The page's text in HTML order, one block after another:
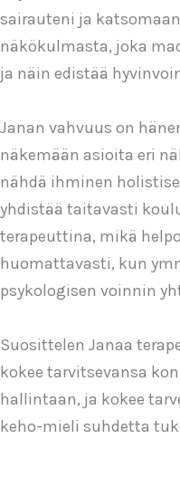
sairauteni ja
näkökulmasta, joka
ja näin edistää
Janan vahvuus on
näkemään asioita eri
nähdä ihminen
yhdistää taitavasti
terapeuttina, mikä
huomattavasti, kun
psykologisen voinnin
Suosittelen Janaa
kokee tarvitsevansa
hallintaan, ja kokee
keho-mieli suhdetta